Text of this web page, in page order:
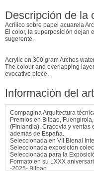
Descripción de la
Acrílico sobre papel acuarela
El color, la superposición dejan
sugerente.
Acrylic on 300 gram Arches
The colour and overlapping
evocative piece.
Información del
Compagina Arquitectura
Premios en Bilbao,
(Finlandia), Cracovia y ventas
además de España.
Seleccionada en VII Bienal
Seleccionada exposición
Seleccionada para la
Formato en su LXXX
-2025- Bilbao